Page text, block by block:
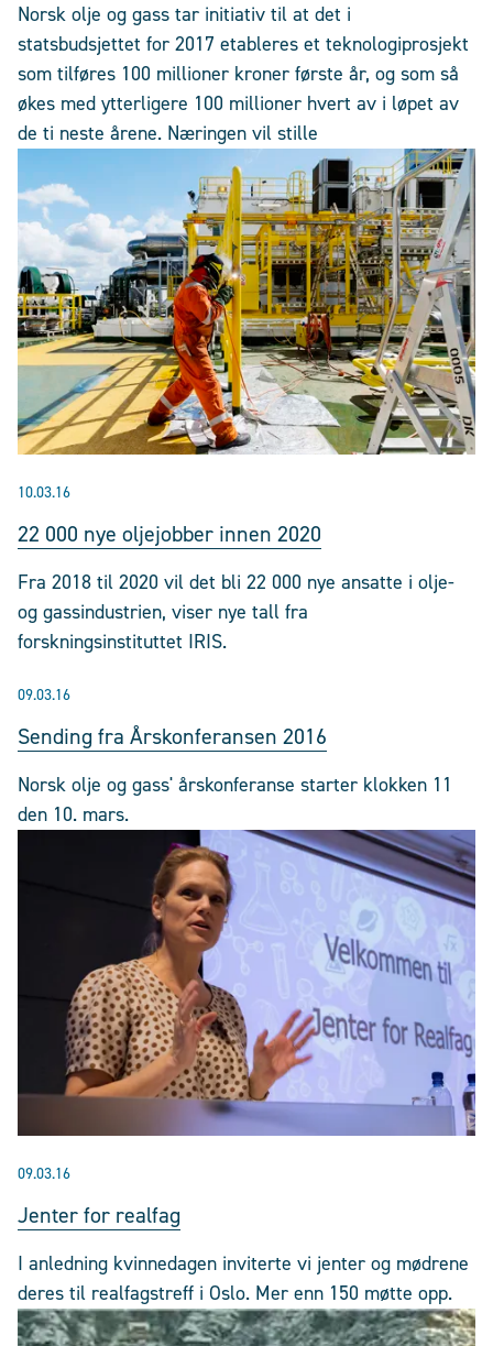
Norsk olje og gass tar initiativ til at det i
statsbudsjettet for 2017 etableres et teknologiprosjekt
som tilføres 100 millioner kroner første år, og som så
økes med ytterligere 100 millioner hvert av i løpet av
de ti neste årene. Næringen vil stille
10.03.16
22 000 nye oljejobber innen 2020
Fra 2018 til 2020 vil det bli 22 000 nye ansatte i olje-
og gassindustrien, viser nye tall fra
forskningsinstituttet IRIS.
09.03.16
Sending fra Årskonferansen 2016
Norsk olje og gass' årskonferanse starter klokken 11
den 10. mars.
09.03.16
Jenter for realfag
I anledning kvinnedagen inviterte vi jenter og mødrene
deres til realfagstreff i Oslo. Mer enn 150 møtte opp.